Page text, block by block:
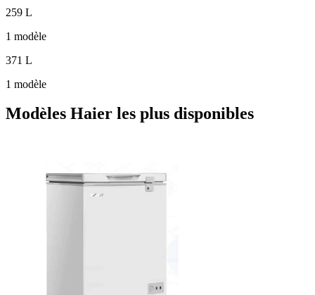
259 L
1 modèle
371 L
1 modèle
Modèles Haier les plus disponibles